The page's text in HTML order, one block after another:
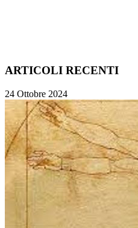
ARTICOLI RECENTI
24 Ottobre 2024